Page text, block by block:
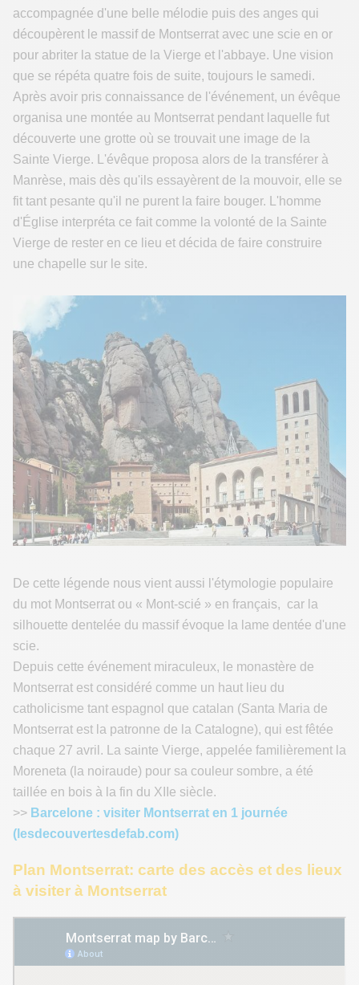
accompagnée d'une belle mélodie puis des anges qui
découpèrent le massif de Montserrat avec une scie en or
pour abriter la statue de la Vierge et l'abbaye. Une vision
que se répéta quatre fois de suite, toujours le samedi.
Après avoir pris connaissance de l'événement, un évêque
organisa une montée au Montserrat pendant laquelle fut
découverte une grotte où se trouvait une image de la
Sainte Vierge. L'évêque proposa alors de la transférer à
Manrèse, mais dès qu'ils essayèrent de la mouvoir, elle se
fit tant pesante qu'il ne purent la faire bouger. L'homme
d'Église interpréta ce fait comme la volonté de la Sainte
Vierge de rester en ce lieu et décida de faire construire
une chapelle sur le site.
De cette légende nous vient aussi l'étymologie populaire
du mot Montserrat ou « Mont-scié » en français, car la
silhouette dentelée du massif évoque la lame dentée d'une
scie.
Depuis cette événement miraculeux, le monastère de
Montserrat est considéré comme un haut lieu du
catholicisme tant espagnol que catalan (Santa Maria de
Montserrat est la patronne de la Catalogne), qui est fêtée
chaque 27 avril. La sainte Vierge, appelée familièrement la
Moreneta (la noiraude) pour sa couleur sombre, a été
taillée en bois à la fin du XIIe siècle.
>> Barcelone : visiter Montserrat en 1 journée
(lesdecouvertesdefab.com)
Plan Montserrat: carte des accès et des lieux
à visiter à Montserrat